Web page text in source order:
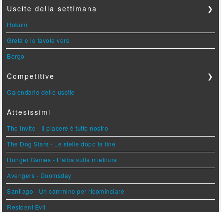
Uscite della settimana ❯
Hokum
Greta e le favole vere
Borgo
Competitive ❯
Calendario delle uscite
Attesissimi
The Invite - Il piacere è tutto nostro
The Dog Stars - Le stelle dopo la fine
Hunger Games - L'alba sulla mietitura
Avengers - Doomsday
Santiago - Un cammino per ricominciare
Resident Evil